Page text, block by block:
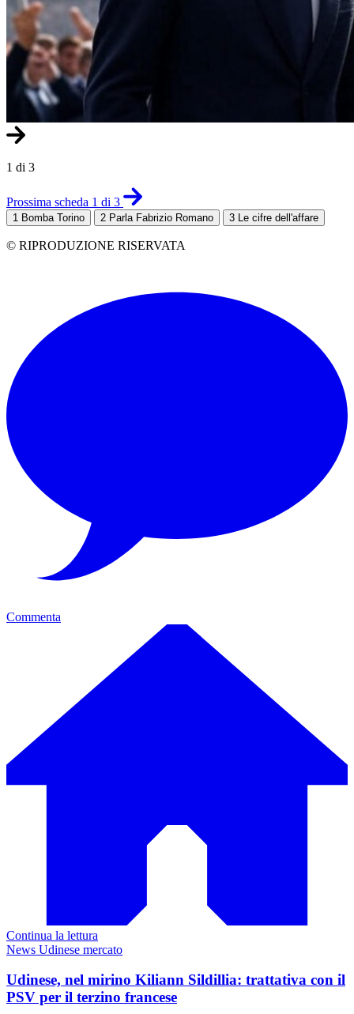
1 di 3
Prossima scheda 1 di 3
1 Bomba Torino 2 Parla Fabrizio Romano 3 Le cifre dell'affare
© RIPRODUZIONE RISERVATA
Commenta
Continua la lettura
News Udinese mercato
Udinese, nel mirino Kiliann Sildillia: trattativa con il
PSV per il terzino francese